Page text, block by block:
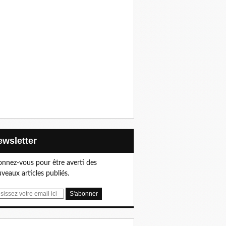
vous pour être averti des
articles publiés.